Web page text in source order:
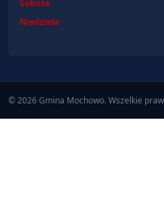
Sobota
Niedziela
© 2026 Gmina Mochowo. Wszelkie